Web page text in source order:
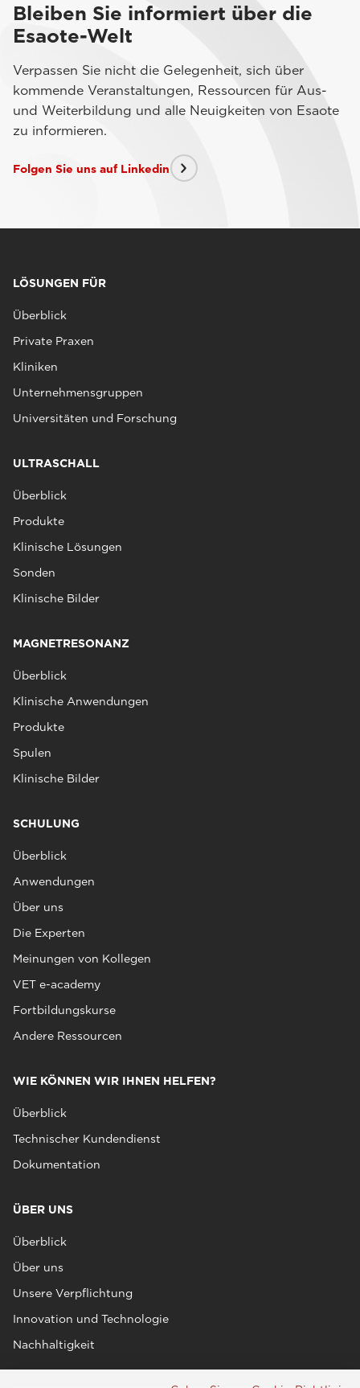
Bleiben Sie informiert über die
Esaote-Welt
Verpassen Sie nicht die Gelegenheit, sich über
kommende Veranstaltungen, Ressourcen für Aus-
und Weiterbildung und alle Neuigkeiten von Esaote
zu informieren.
Folgen Sie uns auf Linkedin
LÖSUNGEN FÜR
Überblick
Private Praxen
Kliniken
Unternehmensgruppen
Universitäten und Forschung
ULTRASCHALL
Überblick
Produkte
Klinische Lösungen
Sonden
Klinische Bilder
MAGNETRESONANZ
Überblick
Klinische Anwendungen
Produkte
Spulen
Klinische Bilder
SCHULUNG
Überblick
Anwendungen
Über uns
Die Experten
Meinungen von Kollegen
VET e-academy
Fortbildungskurse
Andere Ressourcen
WIE KÖNNEN WIR IHNEN HELFEN?
Überblick
Technischer Kundendienst
Dokumentation
ÜBER UNS
Überblick
Über uns
Unsere Verpflichtung
Innovation und Technologie
Nachhaltigkeit